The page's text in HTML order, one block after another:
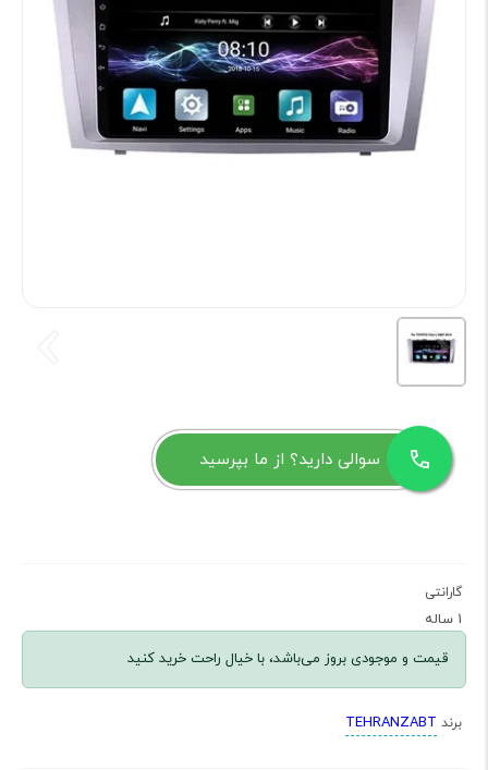
سوالی دارید؟ از ما بپرسید
گارانتی
1 ساله
قیمت و موجودی بروز می‌باشد، با خیال راحت خرید کنید
برند TEHRANZABT